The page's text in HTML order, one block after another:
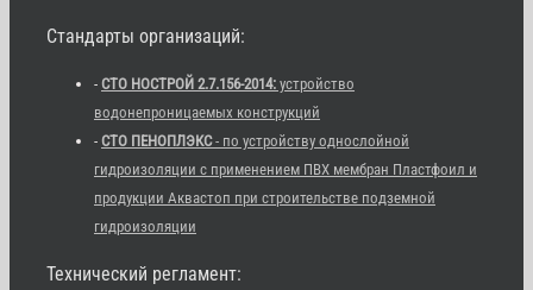
Стандарты организаций:
- СТО НОСТРОЙ 2.7.156-2014: устройство
водонепроницаемых конструкций
- СТО ПЕНОПЛЭКС- по устройству однослойной
гидроизоляции с применением ПВХ мембран Пластфоил и
продукции Аквастоп при строительстве подземной
гидроизоляции
Технический регламент: